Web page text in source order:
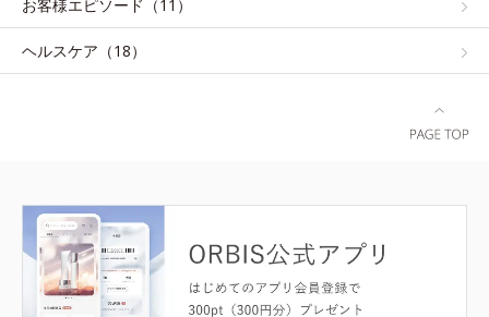
お客様エピソード（11）
ヘルスケア（18）